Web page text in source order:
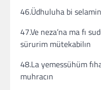
46.Üdhuluha bi
47.Ve neza’na ma fı
sürurim mütekabilın
48.La yemessühüm
muhracın